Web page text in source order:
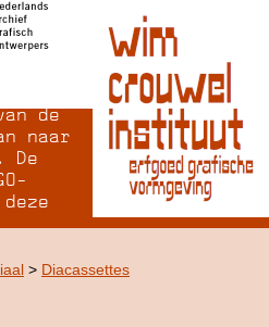
de
naar
De
> Diacassettes